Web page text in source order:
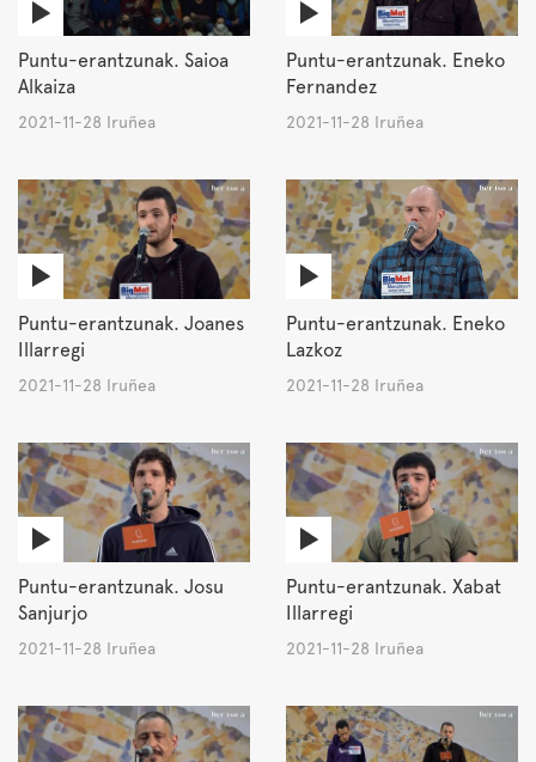
Puntu-erantzunak. Saioa
Alkaiza
2021-11-28 Iruñea
Puntu-erantzunak. Eneko
Fernandez
2021-11-28 Iruñea
Puntu-erantzunak. Joanes
Illarregi
2021-11-28 Iruñea
Puntu-erantzunak. Eneko
Lazkoz
2021-11-28 Iruñea
Puntu-erantzunak. Josu
Sanjurjo
2021-11-28 Iruñea
Puntu-erantzunak. Xabat
Illarregi
2021-11-28 Iruñea